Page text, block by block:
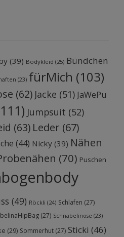
(39) Bodykleid (25) Bündchen
(23) fürMich (103)
(62) Jacke (51) JaWePu
Jumpsuit (52)
(63) Leder (67)
(44) Nicky (39) Nähen
(70) Puschen
(49) Röckli (24) Schlafen (27)
(27) Schnabelinose (23)
(29) Sommerhut (27) Sticki (46)